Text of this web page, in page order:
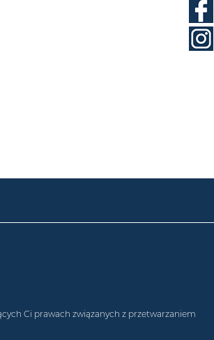
Ci prawach związanych z przetwarzaniem